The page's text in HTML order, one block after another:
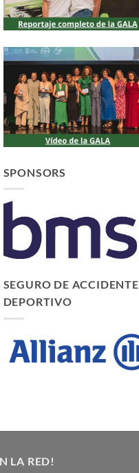
SPONSORS
SEGURO DE ACCIDENTE
DEPORTIVO
LA RED!